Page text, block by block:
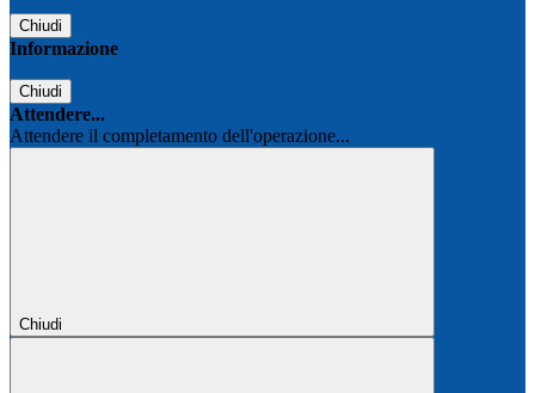
Chiudi
Informazione
Chiudi
Attendere...
Attendere il completamento dell'operazione...
Chiudi